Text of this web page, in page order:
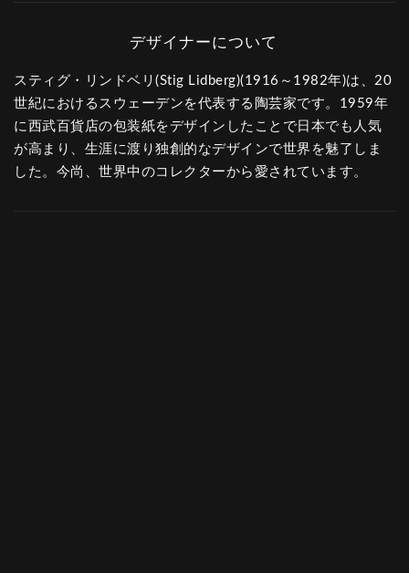
スティグ・リンドベリ(Stig Lidberg)(1916～1982年)は、20
世紀におけるスウェーデンを代表する陶芸家です。1959年
に西武百貨店の包装紙をデザインしたことで日本でも人気
が高まり、生涯に渡り独創的なデザインで世界を魅了しま
した。今尚、世界中のコレクターから愛されています。